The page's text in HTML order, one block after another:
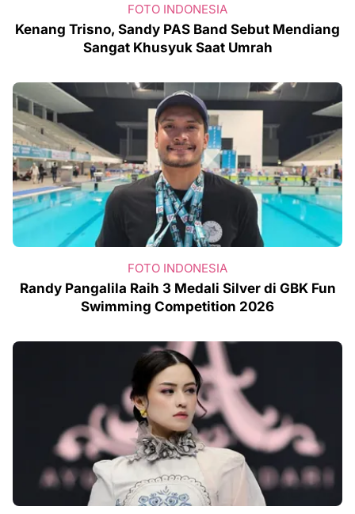
FOTO INDONESIA
Kenang Trisno, Sandy PAS Band Sebut Mendiang
Sangat Khusyuk Saat Umrah
FOTO INDONESIA
Randy Pangalila Raih 3 Medali Silver di GBK Fun
Swimming Competition 2026